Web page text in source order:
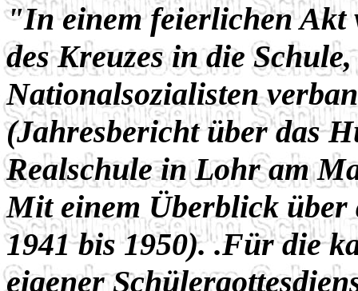
"In einem feierlichen Akt
des Kreuzes in die
Nationalsozialisten
(Jahresbericht über das
Realschule in Lohr am
Mit einem Überblick über
1941 bis 1950). .Für die
eigener